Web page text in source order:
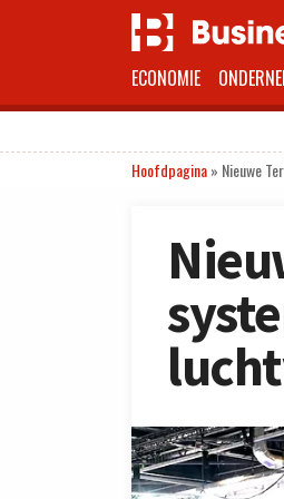
ECONOMIE
Hoofdpagina» Nieuwe